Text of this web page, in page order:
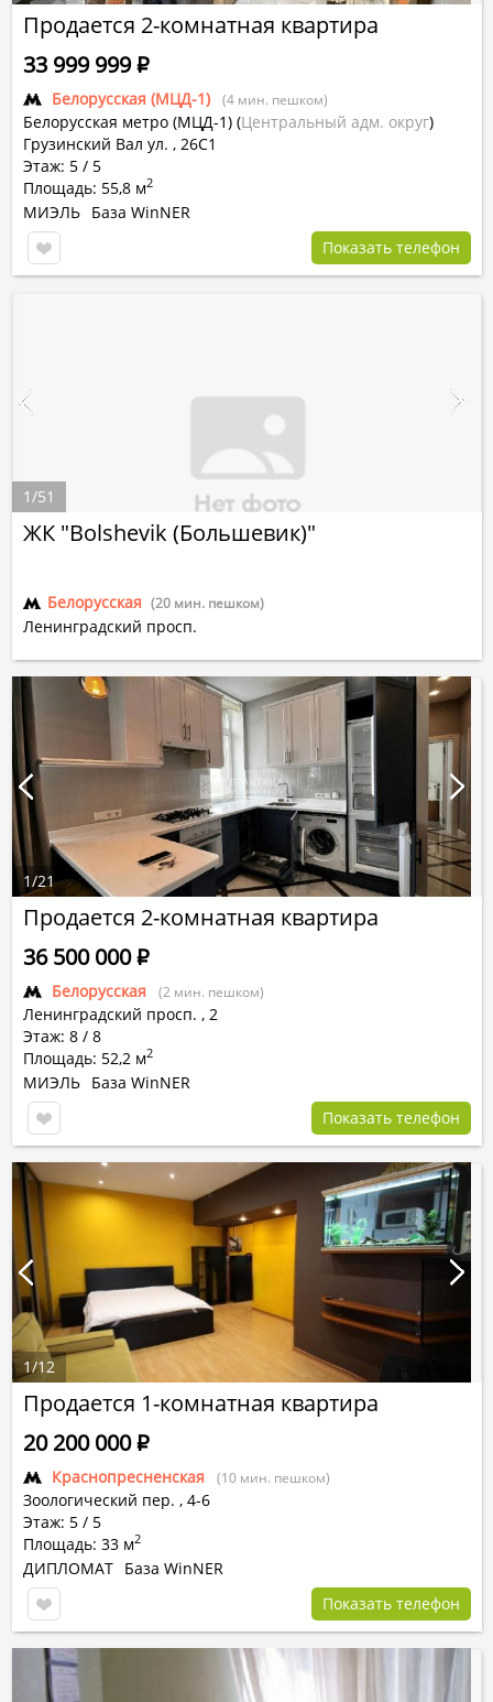
Продается 2-комнатная квартира
Белорусская (МЦД-1) (4 мин. пешком)
Белорусская метро (МЦД-1) (Центральный адм. округ)
Грузинский Вал ул. , 26С1
Этаж: 5 / 5
Площадь: 55,8 м2
33 999 999Р
МИЭЛЬ База WinNER
Показать телефон
ЖК "Bolshevik (Большевик)"
Белорусская (20 мин. пешком)
Ленинградский просп.
1/51
Продается 2-комнатная квартира
Белорусская (2 мин. пешком)
Ленинградский просп. , 2
Этаж: 8 / 8
Площадь: 52,2 м2
36 500 000Р
МИЭЛЬ База WinNER
Показать телефон
1/21
Продается 1-комнатная квартира
Краснопресненская (10 мин. пешком)
Зоологический пер. , 4-6
Этаж: 5 / 5
Площадь: 33 м2
20 200 000Р
ДИПЛОМАТ База WinNER
Показать телефон
1/12